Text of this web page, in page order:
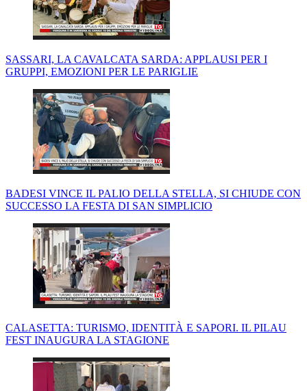
SASSARI, LA CAVALCATA SARDA: APPLAUSI PER I
GRUPPI, EMOZIONI PER LE PARIGLIE
BADESI VINCE IL PALIO DELLA STELLA, SI CHIUDE CON
SUCCESSO LA FESTA DI SAN SIMPLICIO
CALASETTA: TURISMO, IDENTITÀ E SAPORI. IL PILAU
FEST INAUGURA LA STAGIONE